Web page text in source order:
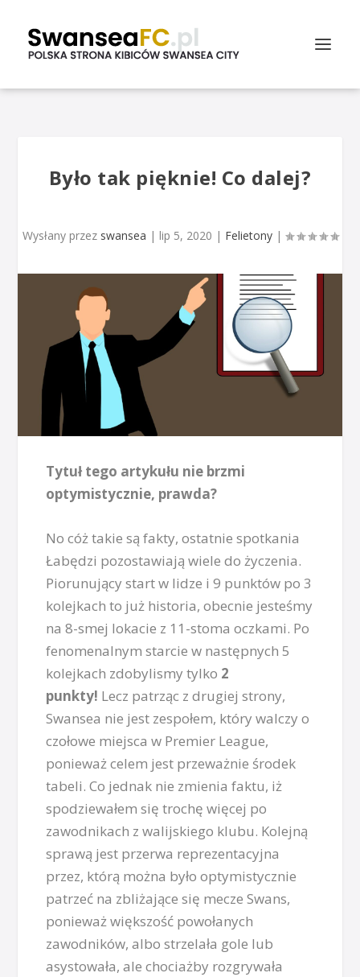
Było tak pięknie! Co dalej?
Wysłany przez swansea | lip 5, 2020 | Felietony|
Tytuł tego artykułu nie brzmi
optymistycznie, prawda?
No cóż takie są fakty, ostatnie spotkania
Łabędzi pozostawiają wiele do życzenia.
Piorunujący start w lidze i 9 punktów po 3
kolejkach to już historia, obecnie jesteśmy
na 8-smej lokacie z 11-stoma oczkami. Po
fenomenalnym starcie w następnych 5
kolejkach zdobylismy tylko 2
punkty! Lecz patrząc z drugiej strony,
Swansea nie jest zespołem, który walczy o
czołowe miejsca w Premier League,
ponieważ celem jest przeważnie środek
tabeli. Co jednak nie zmienia faktu, iż
spodziewałem się trochę więcej po
zawodnikach z walijskiego klubu. Kolejną
sprawą jest przerwa reprezentacyjna
przez, którą można było optymistycznie
patrzeć na zbliżające się mecze Swans,
ponieważ większość powołanych
zawodników, albo strzelała gole lub
asystowała, ale chociażby rozgrywała